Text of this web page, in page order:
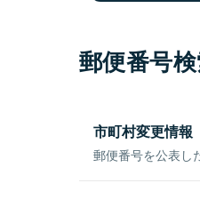
郵便番号
市町村変更情報
郵便番号を公表し